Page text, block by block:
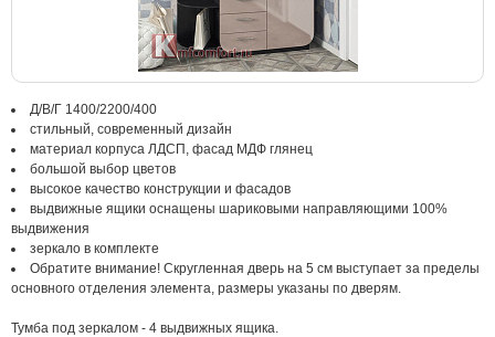
Д/В/Г 1400/2200/400
стильный, современный дизайн
материал корпуса ЛДСП, фасад МДФ глянец
большой выбор цветов
высокое качество конструкции и фасадов
выдвижные ящики оснащены шариковыми направляющими 100%
выдвижения
зеркало в комплекте
Обратите внимание! Скругленная дверь на 5 см выступает за пределы
основного отделения элемента, размеры указаны по дверям.
Тумба под зеркалом - 4 выдвижных ящика.